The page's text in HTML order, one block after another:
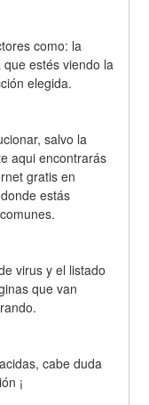
como: la
estés viendo la
elegida.
salvo la
aqui encontrarás
gratis en
estás
virus y el listado
que van
cabe duda
¡